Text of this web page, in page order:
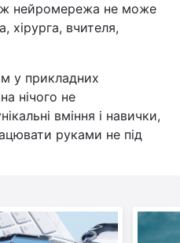
нейромережа не може
хірурга, вчителя,
у прикладних
нічого не
вміння і навички,
руками не під